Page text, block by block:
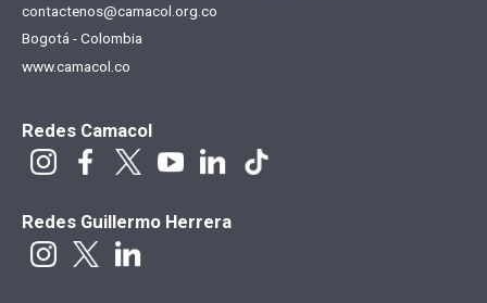
contactenos@camacol.org.co
Bogotá - Colombia
www.camacol.co
Redes Camacol
Redes Guillermo Herrera